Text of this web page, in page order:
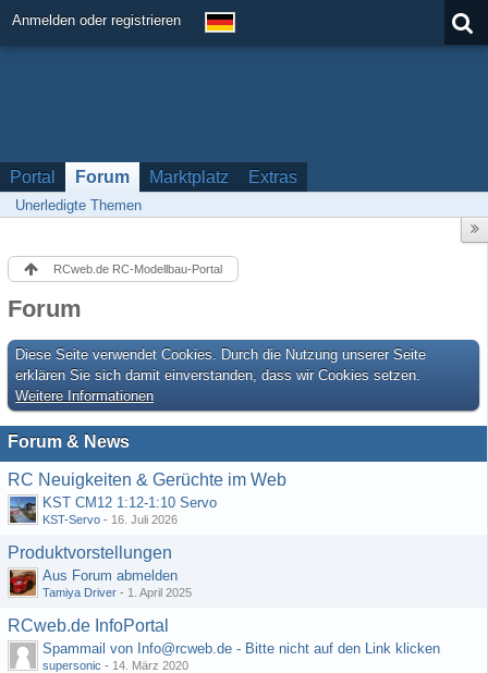
Anmelden oder registrieren
Portal Forum Marktplatz Extras
Unerledigte Themen
RCweb.de RC-Modellbau-Portal
Forum
Diese Seite verwendet Cookies. Durch die Nutzung unserer Seite
erklären Sie sich damit einverstanden, dass wir Cookies setzen.
Weitere Informationen
Forum & News
RC Neuigkeiten & Gerüchte im Web
KST CM12 1:12-1:10 Servo
KST-Servo - 16. Juli 2026
Produktvorstellungen
Aus Forum abmelden
Tamiya Driver - 1. April 2025
RCweb.de InfoPortal
Spammail von Info@rcweb.de - Bitte nicht auf den Link klicken
supersonic - 14. März 2020